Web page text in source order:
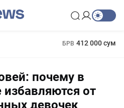
БРВ 412 000 сум
почему в
избавляются от
девочек